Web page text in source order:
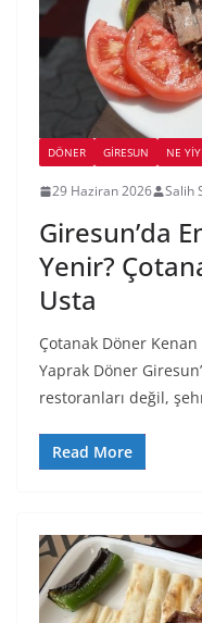
DÖNER GIRESUN NE
29 Haziran 2026 Salih
Giresun’da
Yenir?
Usta
Çotanak Döner
Yaprak Döner
restoranları değil,
Read More